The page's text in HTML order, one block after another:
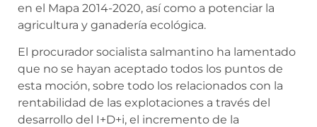
en el Mapa 2014-2020, así como a potenciar la
agricultura y ganadería ecológica.
El procurador socialista salmantino ha lamentado
que no se hayan aceptado todos los puntos de
esta moción, sobre todo los relacionados con la
rentabilidad de las explotaciones a través del
desarrollo del I+D+i, el incremento de la